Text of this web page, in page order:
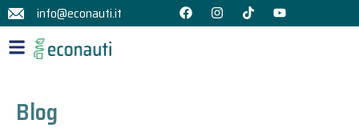
info@econauti.it
Blog